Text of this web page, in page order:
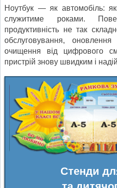
Ноутбук — як автомобіль:
служитиме роками.
продуктивність не так
обслуговування,
очищення від цифрового
пристрій знову швидким і
Стенди